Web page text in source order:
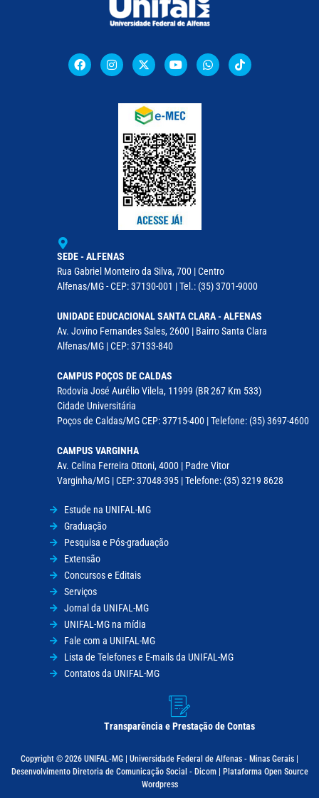
SEDE - ALFENAS
Rua Gabriel Monteiro da Silva, 700 | Centro
Alfenas/MG - CEP: 37130-001 | Tel.: (35) 3701-9000
UNIDADE EDUCACIONAL SANTA CLARA - ALFENAS
Av. Jovino Fernandes Sales, 2600 | Bairro Santa Clara
Alfenas/MG | CEP: 37133-840
CAMPUS POÇOS DE CALDAS
Rodovia José Aurélio Vilela, 11999 (BR 267 Km 533)
Cidade Universitária
Poços de Caldas/MG CEP: 37715-400 | Telefone: (35) 3697-4600
CAMPUS VARGINHA
Av. Celina Ferreira Ottoni, 4000 | Padre Vitor
Varginha/MG | CEP: 37048-395 | Telefone: (35) 3219 8628
Estude na UNIFAL-MG
Graduação
Pesquisa e Pós-graduação
Extensão
Concursos e Editais
Serviços
Jornal da UNIFAL-MG
UNIFAL-MG na mídia
Fale com a UNIFAL-MG
Lista de Telefones e E-mails da UNIFAL-MG
Contatos da UNIFAL-MG
Transparência e Prestação de Contas
Copyright © 2026 UNIFAL-MG | Universidade Federal de Alfenas - Minas Gerais |
Desenvolvimento Diretoria de Comunicação Social - Dicom | Plataforma Open Source
Wordpress